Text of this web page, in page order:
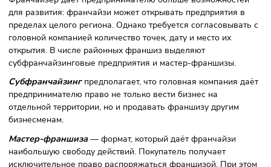
В отличие от обратного франчайзинга, прямая форма
ведения бизнеса требует большой ответственности со
стороны франчайзи. В то же время бизнесмен получает
больше свободы в принятии решений, тем самым
предпринимательские способности и набираясь опыта.
Обратный
франчайзи реализует товары франчайзера и получает
процент с продаж. Ключевые управленческие функции